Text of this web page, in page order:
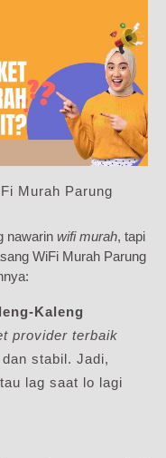
Murah Parung
nawarin wifi murah, tapi
WiFi Murah Parung
Kaleng
provider terbaik
stabil. Jadi,
lag saat lo lagi